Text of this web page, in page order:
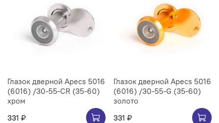
Глазок дверной Apecs 5016
(6016) /30-55-CR (35-60)
хром
331 ₽
Глазок дверной Apecs 5016
(6016) /30-55-G (35-60)
золото
331 ₽